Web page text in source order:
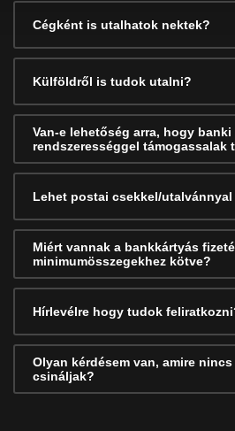
Cégként is utalhatok nektek?
Külföldről is tudok utalni?
Van-e lehetőség arra, hogy
rendszerességgel támogassalak
Lehet postai csekkel/
Miért vannak a bankkártyás
minimumösszegekhez kötve?
Hírlevélre hogy tudok
Olyan kérdésem van, amire
csináljak?